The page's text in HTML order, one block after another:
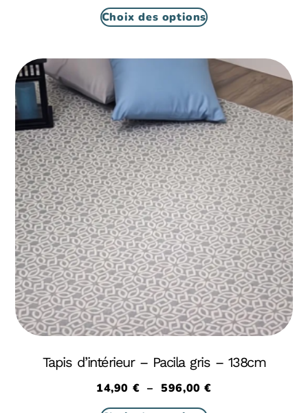
Choix des options
Tapis d’intérieur – Pacila gris – 138cm
14,90 € – 596,00€